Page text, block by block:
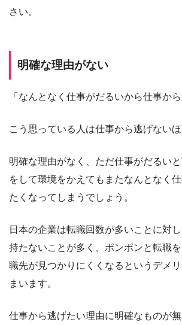
さい。
明確な理由がない
「なんとなく仕事がだるいから仕事から
こう思っている人は仕事から逃げないほ
明確な理由がなく、ただ仕事がだるい
をして環境をかえてもまたなんとなく
たくなってしまうでしょう。
日本の企業は転職回数が多いことに対
持たないことが多く、ポンポンと転職
職先が見つかりにくくなるというデメ
まいます。
仕事から逃げたい理由に明確なものが